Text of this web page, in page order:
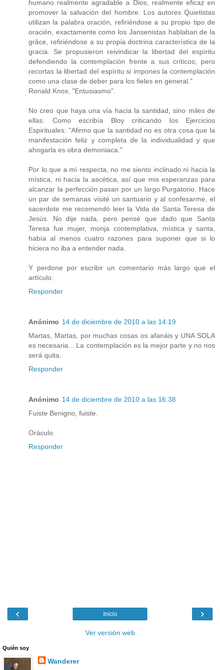
humano realmente agradable a Dios, realmente eficaz en
promover la salvación del hombre. Los autores Quietistas
utilizan la palabra oración, refiriéndose a su propio tipo de
oración, exactamente como los Jansenistas hablaban de la
grâce, refiriéndose a su propia doctrina característica de la
gracia. Se propusieron reivindicar la libertad del espíritu
defendiendo la contemplación frente a sus críticos; pero
recortas la libertad del espíritu si impones la contemplación
como una clase de deber para los fieles en general."
Ronald Knox, "Entusiasmo".
No creo que haya una vía hacia la santidad, sino miles de
ellas. Como escribía Bloy criticando los Ejercicios
Espirituales: "Afirmo que la santidad no es otra cosa que la
manifestación feliz y completa de la individualidad y que
ahogarla es obra demoniaca."
Por lo que a mí respecta, no me siento inclinado ni hacia la
mística, ni hacia la ascética, así que mis esperanzas para
alcanzar la perfección pasan por un largo Purgatorio. Hace
un par de semanas visité un santuario y al confesarme, el
sacerdote me recomendó leer la Vida de Santa Teresa de
Jesús. No dije nada, pero pensé que dado que Santa
Teresa fue mujer, monja contemplativa, mística y santa,
había al menos cuatro razones para suponer que si lo
hiciera no iba a entender nada.
Y perdone por escribir un comentario más largo que el
artículo.
Responder
Anónimo 14 de diciembre de 2010 a las 14:19
Martas, Martas, por muchas cosas os afanáis y UNA SOLA
es necesaria... La contemplación es la mejor parte y no nos
será quita.
Responder
Anónimo 14 de diciembre de 2010 a las 16:38
Fuiste Benigno, fuiste.
Oráculo.
Responder
‹ ›
Inicio
Ver versión web
Quién soy
Wanderer